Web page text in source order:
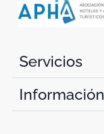
Servicios
Información